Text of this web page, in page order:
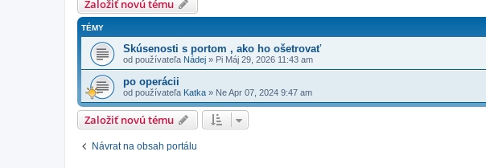
Založiť novú tému
TÉMY
Skúsenosti s portom , ako ho ošetrovať
od používateľa Nádej » Pi Máj 29, 2026 11:43 am
po operácii
od používateľa Katka » Ne Apr 07, 2024 9:47 am
Založiť novú tému
Návrat na obsah portálu